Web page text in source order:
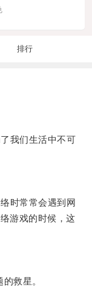
排行
我们生活中不可
时常常会遇到网
游戏的时候，这
救星。